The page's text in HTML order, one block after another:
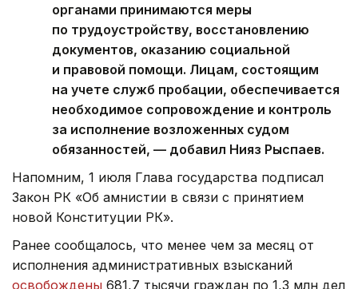
органами принимаются меры
по трудоустройству, восстановлению
документов, оказанию социальной
и правовой помощи. Лицам, состоящим
на учете служб пробации, обеспечивается
необходимое сопровождение и контроль
за исполнение возложенных судом
обязанностей, — добавил Нияз Рыспаев.
Напомним, 1 июля Глава государства подписал
Закон РК «Об амнистии в связи с принятием
новой Конституции РК».
Ранее сообщалось, что менее чем за месяц от
исполнения административных взысканий
освобождены 681,7 тысячи граждан по 1,3 млн дел